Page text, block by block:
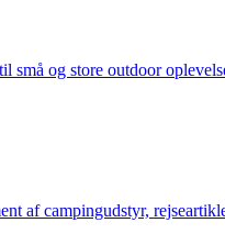
små og store outdoor
af campingudstyr,